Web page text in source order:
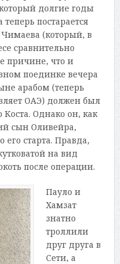
долгие годы
постарается
Чимаева (который, в
сравнительно
причине, что и
поединке вечера
арабом (теперь
ОАЭ) должен был
Однако он, как
сын Оливейра,
его старта. Правда,
на вид
после операции.
Пауло и
Хамзат
знатно
троллили
друг друга в
Сети, а